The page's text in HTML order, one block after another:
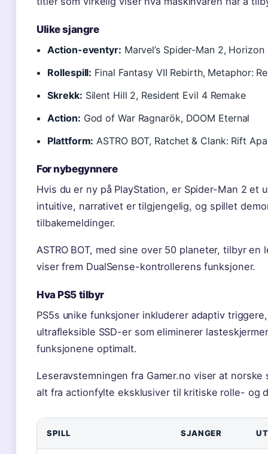
Ulike sjangre
Action-eventyr: Marvel’s Spider-Man 2,
Rollespill: Final Fantasy VII Rebirth, Metaphor:
Skrekk: Silent Hill 2, Resident Evil 4 Remake
Action: God of War Ragnarök, DOOM Eternal
Plattform: ASTRO BOT, Ratchet & Clank: Rift
For nybegynnere
Hvis du er ny på PlayStation, er Spider-Man 2 et
intuitive, narrativet er tilgjengelig, og spillet
tilbakemeldinger.
ASTRO BOT, med sine over 50 planeter, tilbyr
viser frem DualSense-kontrollerens funksjoner.
Hva PS5 tilbyr
PS5s unike funksjoner inkluderer adaptiv
ultrafleksible SSD-er som eliminerer
funksjonene optimalt.
Leseravstemningen fra Gamer.no viser at
alt fra actionfylte eksklusiver til kritiske rolle- og
SPILL SJANGER